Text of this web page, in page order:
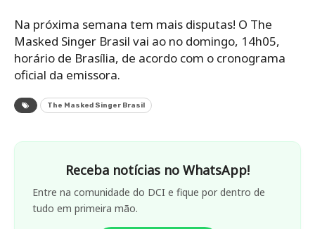
Na próxima semana tem mais disputas! O The
Masked Singer Brasil vai ao no domingo, 14h05,
horário de Brasília, de acordo com o cronograma
oficial da emissora.
The Masked Singer Brasil
Receba notícias no WhatsApp!
Entre na comunidade do DCI e fique por dentro de
tudo em primeira mão.